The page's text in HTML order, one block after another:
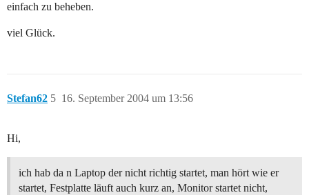
einfach zu beheben.
viel Glück.
Stefan62 16. September 2004 um 13:56
5
Hi,
ich hab da n Laptop der nicht richtig startet, man hört wie er
startet, Festplatte läuft auch kurz an, Monitor startet nicht,